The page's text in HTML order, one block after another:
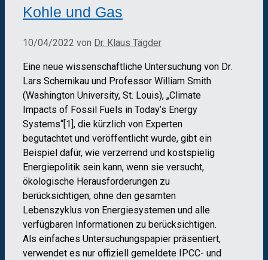
Kohle und Gas
10/04/2022 von Dr. Klaus Tägder
Eine neue wissenschaftliche Untersuchung von Dr.
Lars Schernikau und Professor William Smith
(Washington University, St. Louis), „Climate
Impacts of Fossil Fuels in Today’s Energy
Systems“[1], die kürzlich von Experten
begutachtet und veröffentlicht wurde, gibt ein
Beispiel dafür, wie verzerrend und kostspielig
Energiepolitik sein kann, wenn sie versucht,
ökologische Herausforderungen zu
berücksichtigen, ohne den gesamten
Lebenszyklus von Energiesystemen und alle
verfügbaren Informationen zu berücksichtigen.
Als einfaches Untersuchungspapier präsentiert,
verwendet es nur offiziell gemeldete IPCC- und